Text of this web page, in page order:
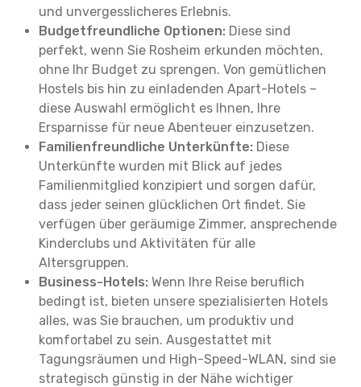
und unvergesslicheres Erlebnis.
Budgetfreundliche Optionen: Diese sind
perfekt, wenn Sie Rosheim erkunden möchten,
ohne Ihr Budget zu sprengen. Von gemütlichen
Hostels bis hin zu einladenden Apart-Hotels –
diese Auswahl ermöglicht es Ihnen, Ihre
Ersparnisse für neue Abenteuer einzusetzen.
Familienfreundliche Unterkünfte: Diese
Unterkünfte wurden mit Blick auf jedes
Familienmitglied konzipiert und sorgen dafür,
dass jeder seinen glücklichen Ort findet. Sie
verfügen über geräumige Zimmer, ansprechende
Kinderclubs und Aktivitäten für alle
Altersgruppen.
Business-Hotels: Wenn Ihre Reise beruflich
bedingt ist, bieten unsere spezialisierten Hotels
alles, was Sie brauchen, um produktiv und
komfortabel zu sein. Ausgestattet mit
Tagungsräumen und High-Speed-WLAN, sind sie
strategisch günstig in der Nähe wichtiger